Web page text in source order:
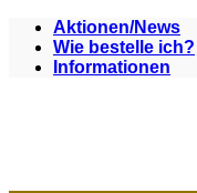
Zum
Inhalt
springen
Aktionen/News
Wie bestelle ich?
Informationen